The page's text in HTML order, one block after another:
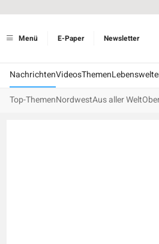
Menü E-Paper Newsletter
NachrichtenVideosThemen
Top-ThemenNordwestAus aller Welt